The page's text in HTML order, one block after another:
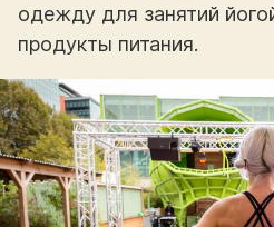
одежду для занятий
продукты питания.